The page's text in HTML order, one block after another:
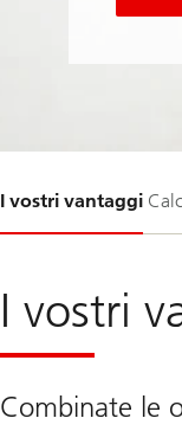
I vostri vantaggi
1-
I vostri
Combinate le